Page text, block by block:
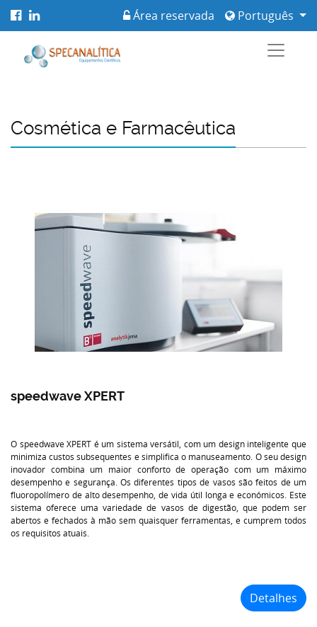
Português
Área reservada
Cosmética e Farmacêutica
speedwave XPERT
O speedwave XPERT é um sistema versátil, com um design inteligente que
minimiza custos subsequentes e simplifica o manuseamento. O seu design
inovador combina um maior conforto de operação com um máximo
desempenho e segurança. Os diferentes tipos de vasos são feitos de um
fluoropolímero de alto desempenho, de vida útil longa e económicos. Este
sistema oferece uma variedade de vasos de digestão, que podem ser
abertos e fechados à mão sem quaisquer ferramentas, e cumprem todos
os requisitos atuais.
Detalhes